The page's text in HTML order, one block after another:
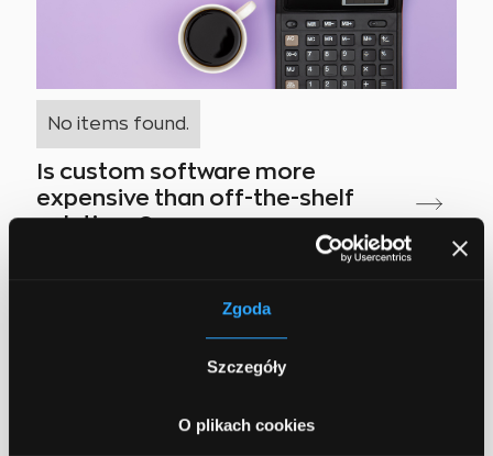
Zgoda
Szczegóły
O plikach cookies
No items found.
Is custom software more
expensive than off-the-shelf
solutions?